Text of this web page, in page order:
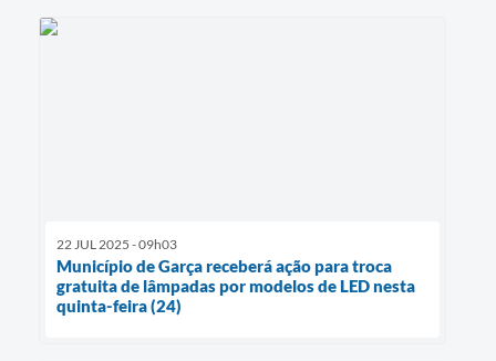
22 JUL 2025 - 09h03
Município de Garça receberá ação para troca
gratuita de lâmpadas por modelos de LED nesta
quinta-feira (24)